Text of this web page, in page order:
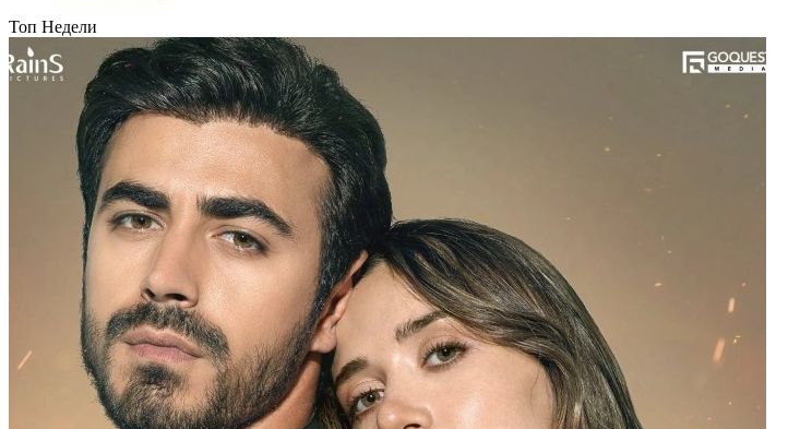
Топ Недели